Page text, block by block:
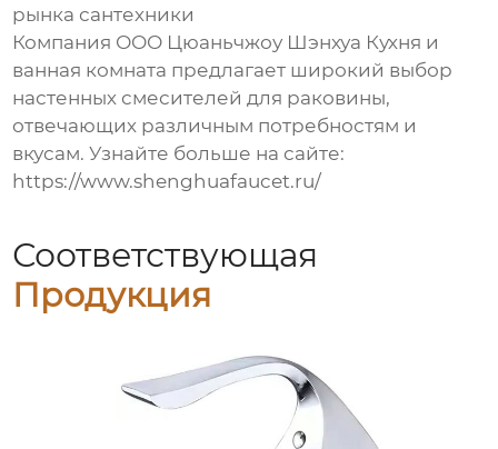
рынка сантехники
Компания ООО Цюаньчжоу Шэнхуа Кухня и
ванная комната предлагает широкий выбор
настенных смесителей для раковины,
отвечающих различным потребностям и
вкусам. Узнайте больше на сайте:
https://www.shenghuafaucet.ru/
Соответствующая
Продукция